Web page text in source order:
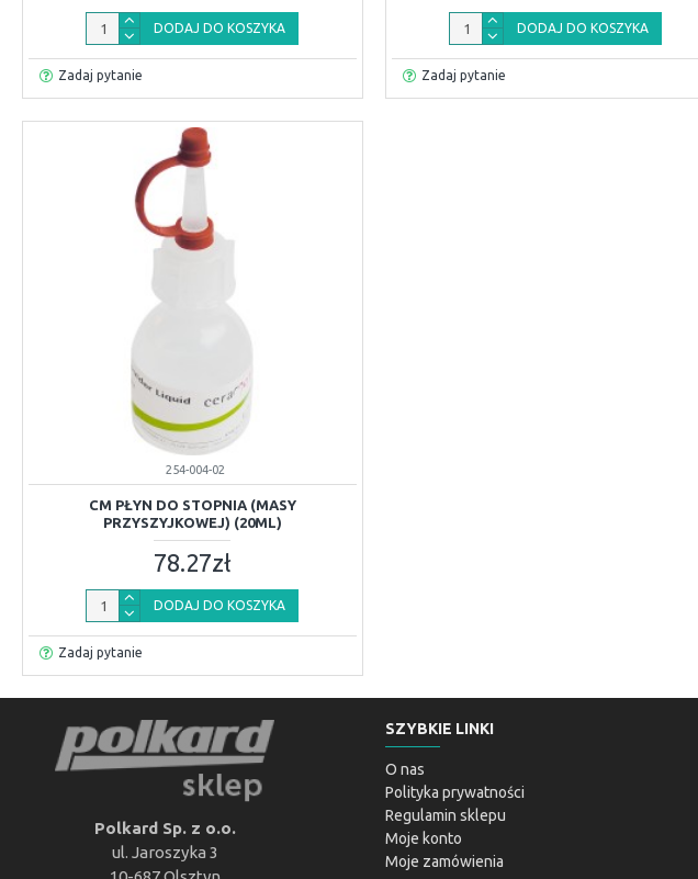
DODAJ DO KOSZYKA
Zadaj pytanie
DODAJ DO KOSZYKA
Zadaj pytanie
254-004-02
CM PŁYN DO STOPNIA (MASY
PRZYSZYJKOWEJ) (20ML)
78.27zł
DODAJ DO KOSZYKA
Zadaj pytanie
Polkard Sp. z o.o.
ul. Jaroszyka 3
SZYBKIE LINKI
O nas
Polityka prywatności
Regulamin sklepu
Moje konto
Moje zamówienia